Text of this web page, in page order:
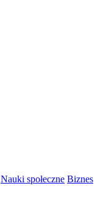
Nauki społeczne Biznes